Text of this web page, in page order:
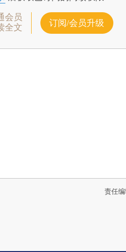
会员
全文
订阅/会员升级
责任